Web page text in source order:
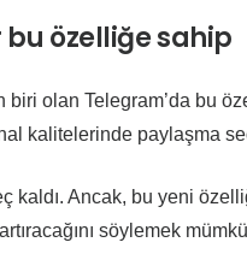
özelliğe sahip
biri olan Telegram’da bu
kalitelerinde paylaşma
kaldı. Ancak, bu yeni
söylemek